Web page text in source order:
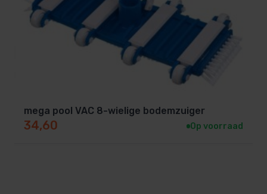
mega pool VAC 8-wielige bodemzuiger
34,60 Op voorraad